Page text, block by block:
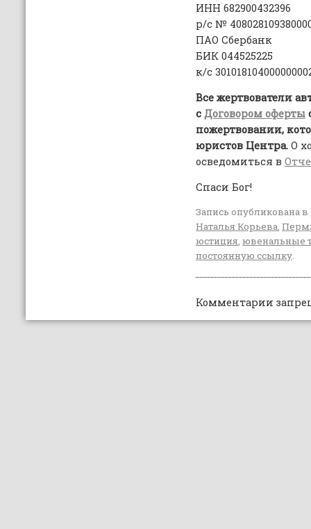
ИНН 682900432396
р/с №
ПАО Сбербанк
БИК 044525225
к/с
Все жертвователи
с Договором оферты
пожертвовании,
юристов Центра.О
осведомиться в
Спаси Бог!
Запись опубликована
Наталья Корьева,
юстиция, ювенальные
постоянную ссылку.
Комментарии